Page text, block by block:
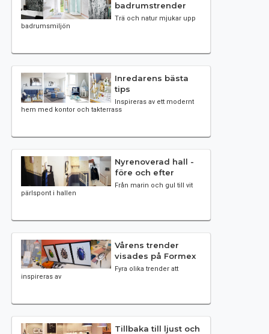
badrumstrender
Trä och natur mjukar upp
badrumsmiljön
Inredarens bästa
tips
Inspireras av ett modernt
hem med kontor och takterrass
Nyrenoverad hall -
före och efter
Från marin och gul till vit
pärlspont i hallen
Vårens trender
visades på Formex
Fyra olika trender att
inspireras av
Tillbaka till ljust och